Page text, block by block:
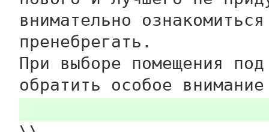
внимательно
пренебрегать.
При выборе помещения
обратить особое